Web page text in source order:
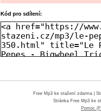
Kód pro sdílení:
Free Mp3 ke stažení zdarma|
Stránka Free Mp3 ke
Pomoc